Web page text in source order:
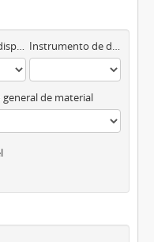
Objeto digital disponibles Instrumento de descripción
general de material